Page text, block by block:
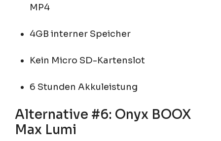
MP4
4GB interner Speicher
Kein Micro SD-Kartenslot
6 Stunden Akkuleistung
Alternative #6: Onyx BOOX
Max Lumi